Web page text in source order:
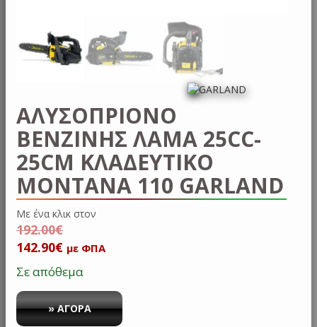
ΑΛΥΣΟΠΡΙΟΝΟ
ΒΕΝΖΙΝΗΣ ΛΑΜΑ 25CC-
25CM ΚΛΑΔΕΥΤΙΚΟ
MONTANA 110 GARLAND
Με ένα κλικ σ
192.00€
Original
price
was:
192.00€.
142.90€Η
τιμή
είναι:
142.90€.
με ΦΠΑ
Σε απόθεμα
ΑΛΥΣΟΠΡΙΟΝΟ
ΒΕΝΖΙΝΗΣ
ΛΑΜΑ
» ΑΓΟΡΑ